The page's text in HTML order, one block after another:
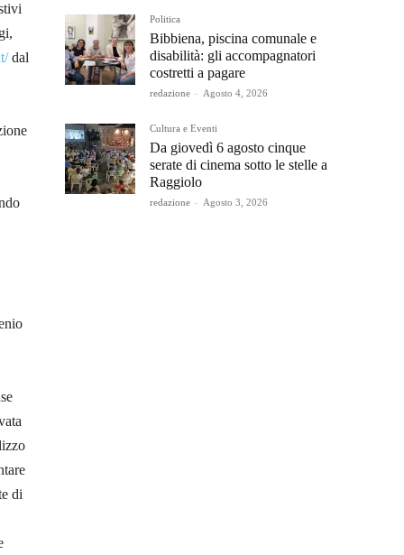
dal
di
Politica
Bibbiena, piscina comunale e
disabilità: gli accompagnatori
costretti a pagare
redazione - Agosto 4, 2026
Cultura e Eventi
Da giovedì 6 agosto cinque
serate di cinema sotto le stelle a
Raggiolo
redazione - Agosto 3, 2026